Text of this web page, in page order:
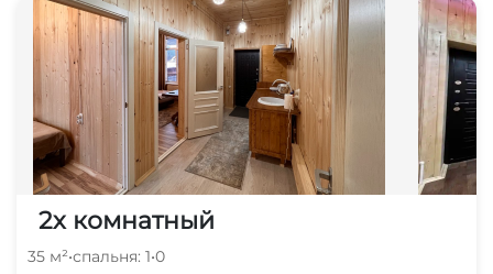
2х комнатный
35 м²•спальня: 1•0